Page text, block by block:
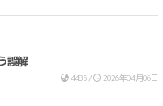
誤解
4485 / 2026年04月06日